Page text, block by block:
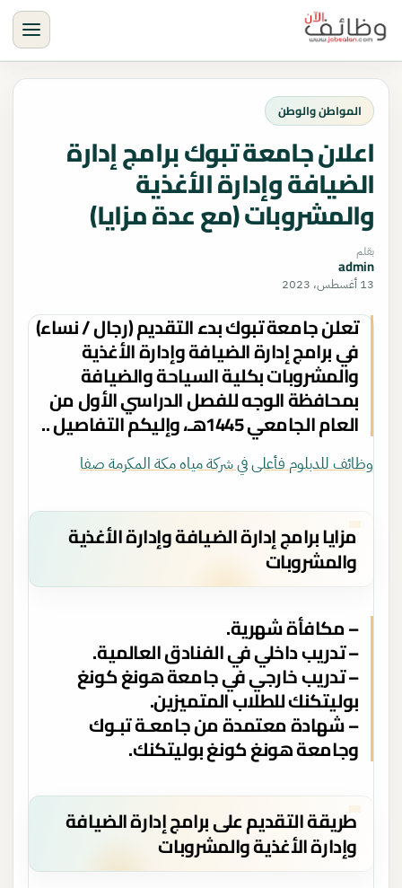
المواطن والوطن
اعلان جامعة تبوك برامج إدارة
الضيافة وإدارة الأغذية
والمشروبات (مع عدة مزايا)
بقلم
admin
13 أغسطس، 2023
تعلن جامعة تبوك بدء التقديم (رجال / نساء)
في برامج إدارة الضيافة وإدارة الأغذية
والمشروبات بكلية السياحة والضيافة
بمحافظة الوجه للفصل الدراسي الأول من
العام الجامعي 1445هـ، وإليكم التفاصيل ..
وظائف للدبلوم فأعلى في شركة مياه مكة المكرمة صفا
مزايا برامج إدارة الضيافة وإدارة الأغذية
والمشروبات
– مكافأة شهرية.
– تدريب داخلي في الفنادق العالمية.
– تدريب خارجي في جامعة هونغ كونغ
بوليتكنك للطلاب المتميزين.
– شهادة معتمدة من جامعـة تبـوك
وجامعة هونغ كونغ بوليتكنك.
طريقة التقديم على برامج إدارة الضيافة
وإدارة الأغذية والمشروبات